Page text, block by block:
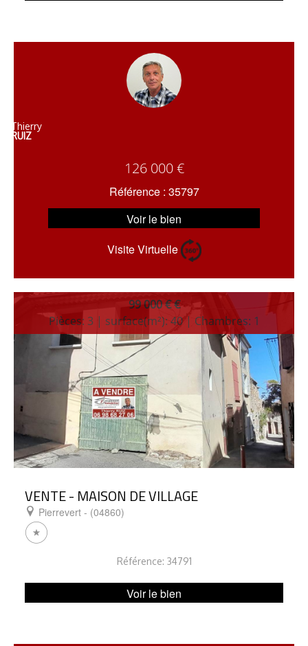
Thierry
RUIZ
126 000 €
Référence : 35797
Voir le bien
Visite Virtuelle
99 000 € €
Pièces: 3 | surface(m²): 40 | Chambres: 1
VENTE - MAISON DE VILLAGE
Pierrevert - (04860)
Référence: 34791
Voir le bien